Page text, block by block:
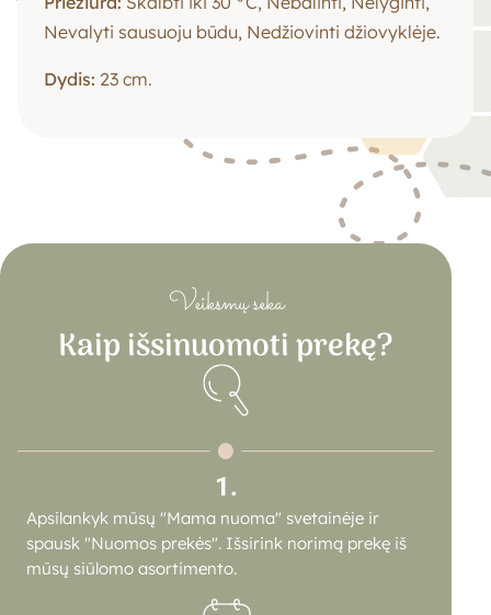
Nevalyti sausuoju būdu, Nedžiovinti džiovyklėje.
Dydis: 23 cm.
Veiksmų seka
Kaip išsinuomoti prekę?
1.
Apsilankyk mūsų "Mama nuoma" svetainėje ir
spausk "Nuomos prekės". Išsirink norimą prekę iš
mūsų siūlomo asortimento.